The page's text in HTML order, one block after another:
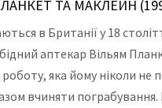
ТА МАКЛЕЙН
в Британії у 18
аптекар Вільям
яка йому ніколи не
вчиняти